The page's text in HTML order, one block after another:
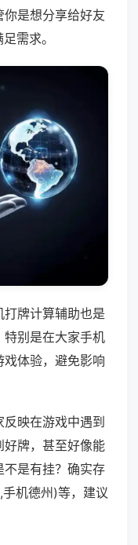
是想分享给好友
需求。
牌计算辅助也是
特别是在大家手机
体验，避免影响
映在游戏中遇到
牌，甚至好像能
是有挂？确实存
机德州)等，建议